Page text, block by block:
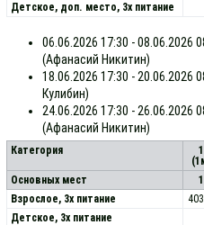
Детское, доп. место, 3x питание
06.06.2026 17:30 - 08.06.2026
(Афанасий Никитин)
18.06.2026 17:30 - 20.06.2026
Кулибин)
24.06.2026 17:30 - 26.06.2026
(Афанасий Никитин)
Категория
1
Основных мест 1
Взрослое, 3х питание
Детское, 3х питание